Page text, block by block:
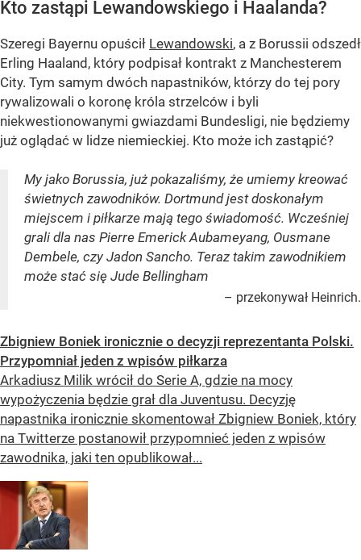
Kto zastąpi Lewandowskiego i Haalanda?
Szeregi Bayernu opuścił Lewandowski, a z Borussii odszedł
Erling Haaland, który podpisał kontrakt z Manchesterem
City. Tym samym dwóch napastników, którzy do tej pory
rywalizowali o koronę króla strzelców i byli
niekwestionowanymi gwiazdami Bundesligi, nie będziemy
już oglądać w lidze niemieckiej. Kto może ich zastąpić?
My jako Borussia, już pokazaliśmy, że umiemy kreować
świetnych zawodników. Dortmund jest doskonałym
miejscem i piłkarze mają tego świadomość. Wcześniej
grali dla nas Pierre Emerick Aubameyang, Ousmane
Dembele, czy Jadon Sancho. Teraz takim zawodnikiem
może stać się Jude Bellingham
– przekonywał Heinrich.
Zbigniew Boniek ironicznie o decyzji reprezentanta Polski.
Przypomniał jeden z wpisów piłkarza
Arkadiusz Milik wrócił do Serie A, gdzie na mocy
wypożyczenia będzie grał dla Juventusu. Decyzję
napastnika ironicznie skomentował Zbigniew Boniek, który
na Twitterze postanowił przypomnieć jeden z wpisów
zawodnika, jaki ten opublikował...